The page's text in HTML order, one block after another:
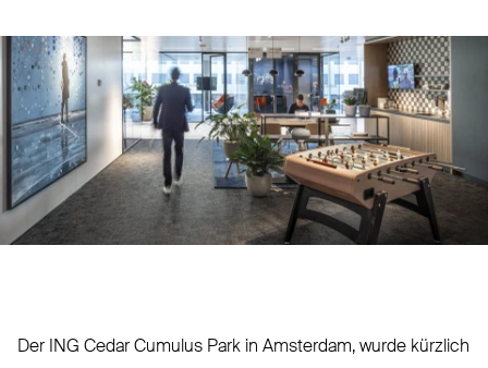
Der ING Cedar Cumulus Park in Amsterdam, wurde kürzlich